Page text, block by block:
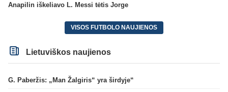
Anapilin iškeliavo L. Messi tėtis Jorge
VISOS FUTBOLO NAUJIENOS
Lietuviškos naujienos
G. Paberžis: „Man Žalgiris“ yra širdyje“